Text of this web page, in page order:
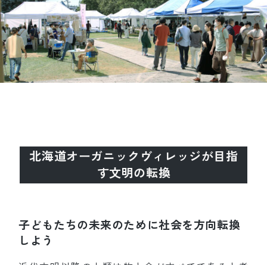
北海道オーガニックヴィレッジが目指
す文明の転換
子どもたちの未来のために社会を方向転換
しよう